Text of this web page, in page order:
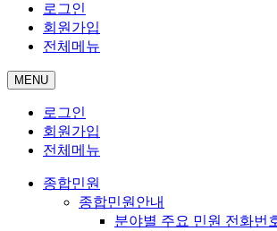
로그인
회원가입
전체메뉴
MENU
로그인
회원가입
전체메뉴
종합민원
종합민원안내
분야별 주요 민원 전화번